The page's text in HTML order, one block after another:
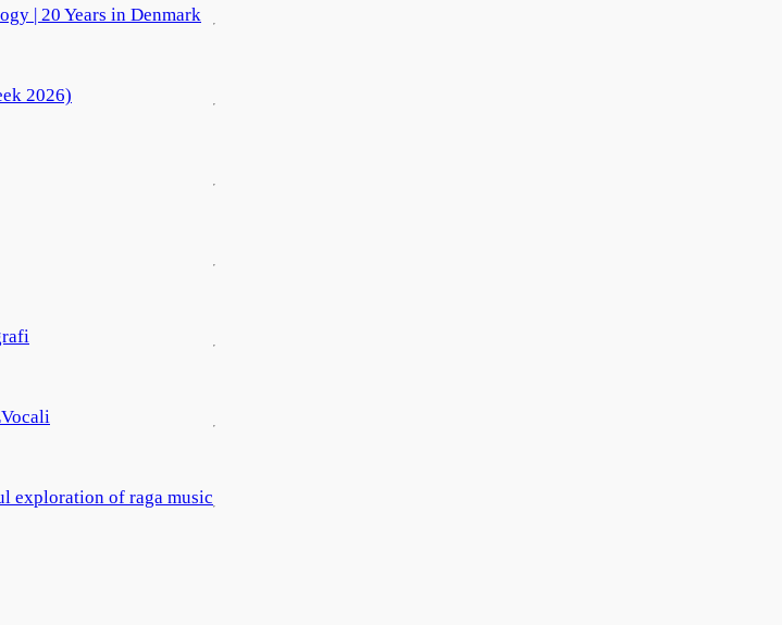
| 20 Years in Denmark
2026)
exploration of raga music